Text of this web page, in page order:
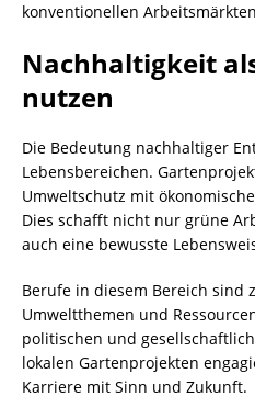
konventionellen
Nachhaltigkeit
nutzen
Die Bedeutung nachhaltiger
Lebensbereichen.
Umweltschutz mit
Dies schafft nicht nur grüne
auch eine bewusste
Berufe in diesem Bereich sind
Umweltthemen und
politischen und
lokalen Gartenprojekten
Karriere mit Sinn und Zukunft.